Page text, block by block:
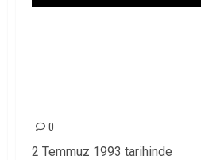
0
2 Temmuz 1993 tarihinde